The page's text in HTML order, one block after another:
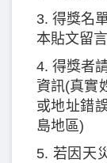
3. 得獎名
本貼文留
4. 得獎者
資訊(真實
或地址錯
島地區)
5. 若因天